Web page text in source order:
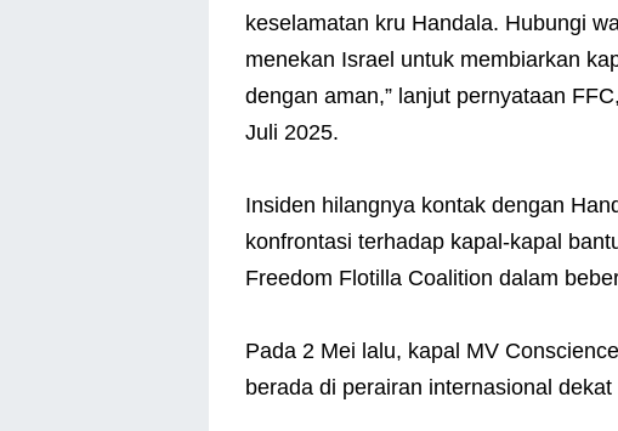
keselamatan kru Handala. Hubungi
menekan Israel untuk membiarkan
dengan aman,” lanjut pernyataan
Juli 2025.
Insiden hilangnya kontak dengan
konfrontasi terhadap kapal-kapal
Freedom Flotilla Coalition dalam
Pada 2 Mei lalu, kapal MV
berada di perairan internasional dekat